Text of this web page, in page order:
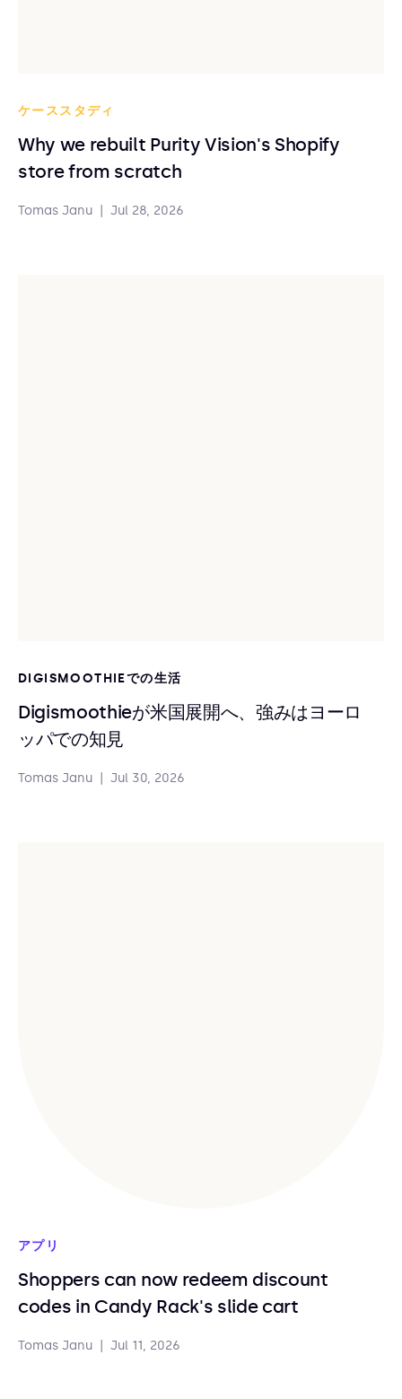
ケーススタディ
Why we rebuilt Purity Vision's Shopify
store from scratch
Tomas Janu Jul 28, 2026
DIGISMOOTHIEでの生活
Digismoothieが米国展開へ、強みはヨーロ
ッパでの知見
Tomas Janu Jul 30, 2026
アプリ
Shoppers can now redeem discount
codes in Candy Rack's slide cart
Tomas Janu Jul 11, 2026